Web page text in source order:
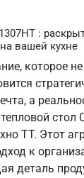
:
вашей кухне
которое
а
ТТ. Этот
к
деталь